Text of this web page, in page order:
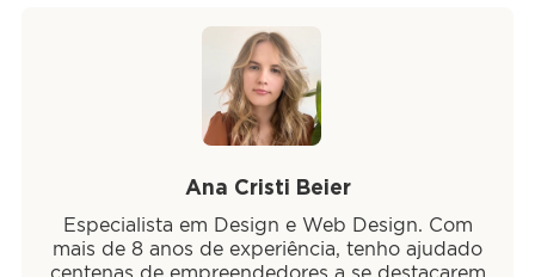
Ana Cristi Beier
Especialista em Design e Web Design. Com
mais de 8 anos de experiência, tenho ajudado
centenas de empreendedores a se destacarem